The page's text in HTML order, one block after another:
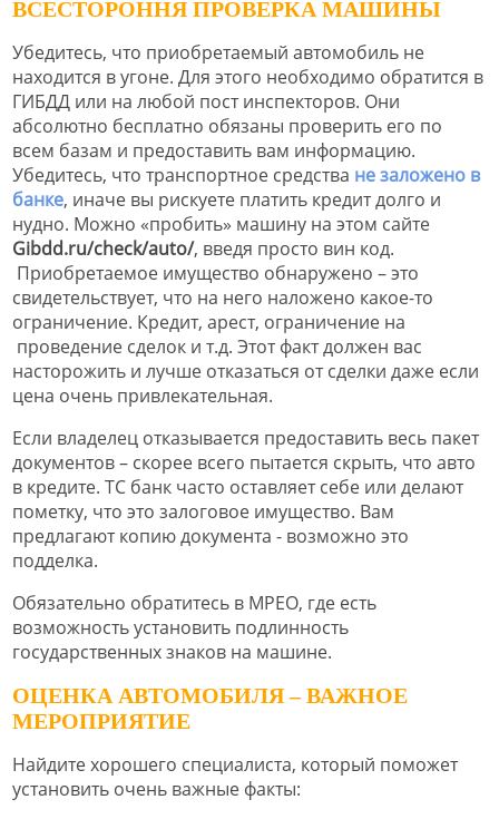
ВСЕСТОРОННЯ ПРОВЕРКА МАШИНЫ
Убедитесь, что приобретаемый автомобиль не
находится в угоне. Для этого необходимо обратится в
ГИБДД или на любой пост инспекторов. Они
абсолютно бесплатно обязаны проверить его по
всем базам и предоставить вам информацию.
Убедитесь, что транспортное средства не заложено в
банке, иначе вы рискуете платить кредит долго и
нудно. Можно «пробить» машину на этом сайте
Gibdd.ru/check/auto/, введя просто вин код.
Приобретаемое имущество обнаружено – это
свидетельствует, что на него наложено какое-то
ограничение. Кредит, арест, ограничение на
проведение сделок и т.д. Этот факт должен вас
насторожить и лучше отказаться от сделки даже если
цена очень привлекательная.
Если владелец отказывается предоставить весь пакет
документов – скорее всего пытается скрыть, что авто
в кредите. ТС банк часто оставляет себе или делают
пометку, что это залоговое имущество. Вам
предлагают копию документа - возможно это
подделка.
Обязательно обратитесь в МРЕО, где есть
возможность установить подлинность
государственных знаков на машине.
ОЦЕНКА АВТОМОБИЛЯ – ВАЖНОЕ
МЕРОПРИЯТИЕ
Найдите хорошего специалиста, который поможет
установить очень важные факты: